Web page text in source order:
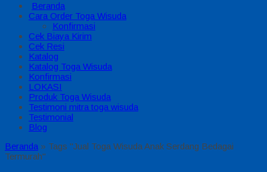
Beranda
Cara Order Toga Wisuda
Konfirmasi
Cek Biaya Kirim
Cek Resi
Katalog
Katalog Toga Wisuda
Konfirmasi
LOKASI
Produk Toga Wisuda
Testimoni mitra toga wisuda
Testimonial
Blog
Beranda » Tags "Jual Toga Wisuda Anak Serdang Bedagai
Termurah"